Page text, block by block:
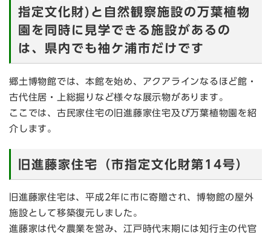
指定文化財)と自然観察施設の万葉植物
園を同時に見学できる施設があるの
は、県内でも袖ケ浦市だけです
郷土博物館では、本館を始め、アクアラインなるほど館・
古代住居・上総掘りなど様々な展示物があります。
ここでは、古民家住宅の旧進藤家住宅及び万葉植物園を紹
介します。
旧進藤家住宅（市指定文化財第14号）
旧進藤家住宅は、平成2年に市に寄贈され、博物館の屋外
施設として移築復元しました。
進藤家は代々農業を営み、江戸時代末期には知行主の代官